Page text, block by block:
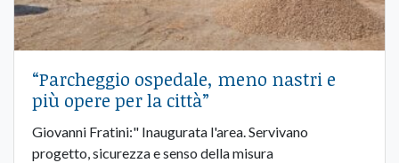
“Parcheggio ospedale, meno nastri e
più opere per la città”
Giovanni Fratini:" Inaugurata l'area. Servivano
progetto, sicurezza e senso della misura